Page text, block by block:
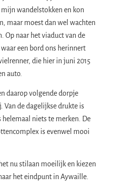
wandelstokken en kon
maar moest dan wel wachten
Op naar het viaduct van de
waar een bord ons herinnert
die hier in juni 2015
auto.
daarop volgende dorpje
Van de dagelijkse drukte is
helemaal niets te merken. De
is evenwel mooi
nu stilaan moeilijk en kiezen
het eindpunt in Aywaille.